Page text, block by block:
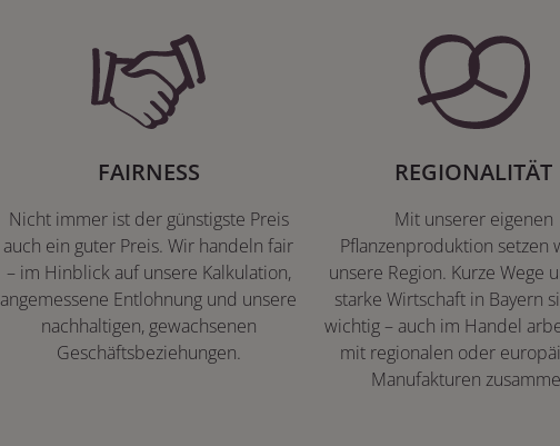
FAIRNESS
Nicht immer ist der günstigste Preis
auch ein guter Preis. Wir handeln fair
– im Hinblick auf unsere Kalkulation,
angemessene Entlohnung und unsere
nachhaltigen, gewachsenen
Geschäftsbeziehungen.
REGIONALITÄT
Mit unserer eigenen
Pflanzenproduktion setzen
unsere Region. Kurze Wege
starke Wirtschaft in Bayern
wichtig – auch im Handel
mit regionalen oder
Manufakturen